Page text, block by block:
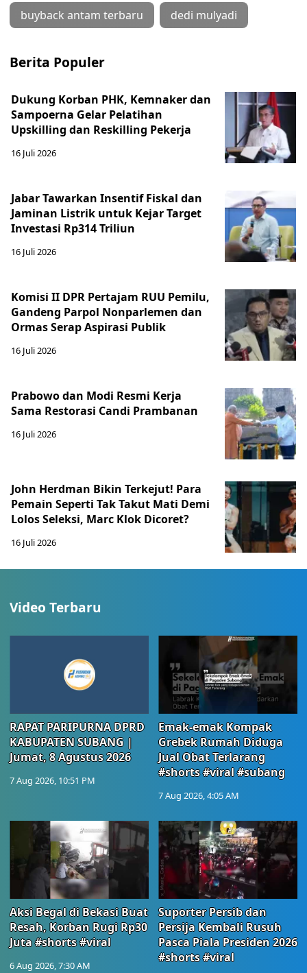
buyback antam terbaru dedi mulyadi
Berita Populer
Dukung Korban PHK, Kemnaker dan
Sampoerna Gelar Pelatihan
Upskilling dan Reskilling Pekerja
16 Juli 2026
Jabar Tawarkan Insentif Fiskal dan
Jaminan Listrik untuk Kejar Target
Investasi Rp314 Triliun
16 Juli 2026
Komisi II DPR Pertajam RUU Pemilu,
Gandeng Parpol Nonparlemen dan
Ormas Serap Aspirasi Publik
16 Juli 2026
Prabowo dan Modi Resmi Kerja
Sama Restorasi Candi Prambanan
16 Juli 2026
John Herdman Bikin Terkejut! Para
Pemain Seperti Tak Takut Mati Demi
Lolos Seleksi, Marc Klok Dicoret?
16 Juli 2026
Video Terbaru
RAPAT PARIPURNA DPRD
KABUPATEN SUBANG |
Jumat, 8 Agustus 2026
7 Aug 2026, 10:51 PM
Emak-emak Kompak
Grebek Rumah Diduga
Jual Obat Terlarang
#shorts #viral #subang
7 Aug 2026, 4:05 AM
Aksi Begal di Bekasi Buat
Resah, Korban Rugi Rp30
Juta #shorts #viral
6 Aug 2026, 7:30 AM
Suporter Persib dan
Persija Kembali Rusuh
Pasca Piala Presiden 2026
#shorts #viral